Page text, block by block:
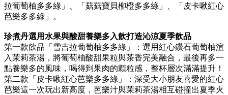
拉葡萄柚多多綠」、「菇菇寶貝柳橙多多綠」、「皮卡啾紅心
芭樂多多綠」。
珍煮丹選用水果與酸甜養樂多入飲打造沁涼夏季飲品
第一款飲品「雪吉拉葡萄柚多多綠」：選用紅心鑽石葡萄柚渲
入茉莉茶湯，將葡萄柚酸甜果粒與茶香完美融合，最後再多一
點養樂多的風味，喝得到果肉的顆粒感，整杯層次滿滿提升！
第二款「皮卡啾紅心芭樂多多綠」：深受大小朋友喜愛的紅心
芭樂這一次玩出新高度，芭樂汁與茉莉茶湯相互碰撞出夏季火